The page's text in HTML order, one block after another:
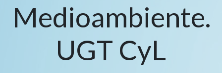
Medioambiente.
UGT CyL